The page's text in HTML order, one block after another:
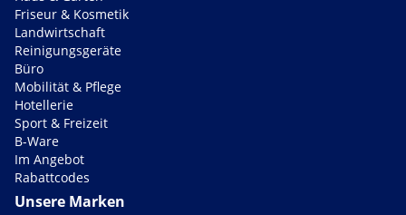
Friseur & Kosmetik
Landwirtschaft
Reinigungsgeräte
Büro
Mobilität & Pflege
Hotellerie
Sport & Freizeit
B-Ware
Im Angebot
Rabattcodes
Unsere Marken